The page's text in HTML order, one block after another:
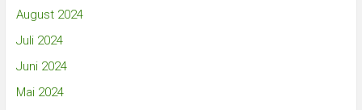
August 2024
Juli 2024
Juni 2024
Mai 2024